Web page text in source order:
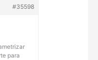
#35598
para